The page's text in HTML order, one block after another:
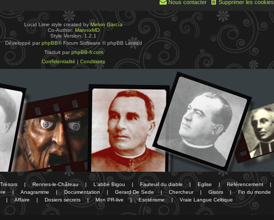
Supprimer les cookies
Nous contacter
Lucid Lime style created byMelvin García
Co-Author: MannixMD
Style Version: 1.2.1
Développé par phpBB® Forum Software © phpBB Limited
Traduit par phpBB-fr.com
Confidentialité | Conditions
| Rennes-le-Château | L'abbé Bigou | Fauteuil du diable | Eglise | Référencement |
| Anagramme | Documentation | Gerard De Sede | Chercheur | Gisors | Fin du monde
| Affaire | Dosiers secrets | Mon PR-live | Esotérisme | Vraie Langue Celtique